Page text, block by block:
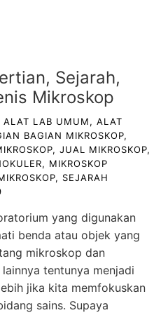
Sejarah,
Mikroskop
ALAT LAB UMUM, ALAT
BAGIAN MIKROSKOP,
, JUAL MIKROSKOP,
, MIKROSKOP
, SEJARAH
yang digunakan
benda atau objek yang
mikroskop dan
tentunya menjadi
jika kita memfokuskan
sains. Supaya